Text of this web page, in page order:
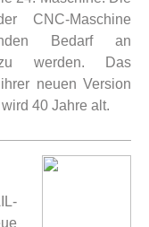
CNC-Maschine
Bedarf an
zu werden. Das
neuen Version
40 Jahre alt.